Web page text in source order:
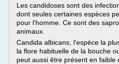
Les candidoses sont des
dont seules certaines espèces
pour l'homme. Ce sont des
animaux.
Candida albicans, l'espèce la
la flore habituelle de la bouche
peut aussi être présent en faible